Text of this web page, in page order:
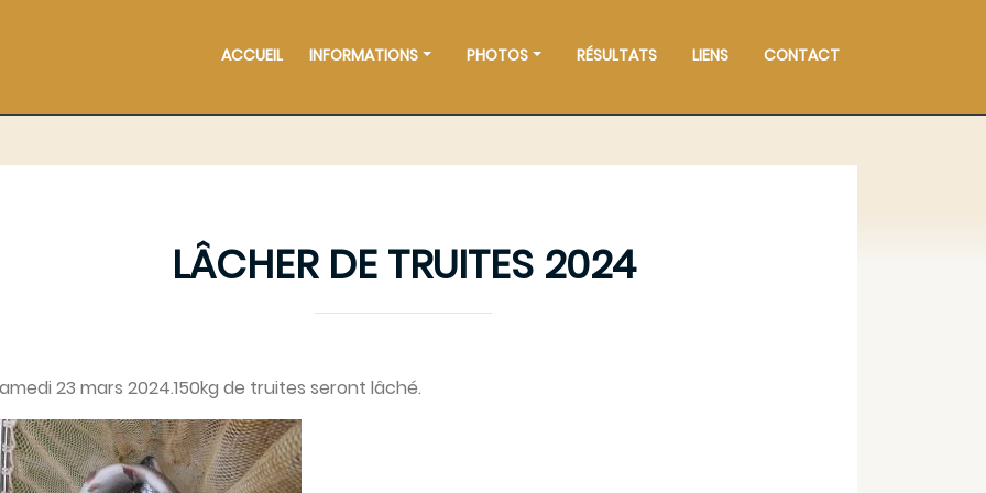
ACCUEIL INFORMATIONS PHOTOS RÉSULTATS LIENS CONTACT
LÂCHER DE TRUITES 2024
23 mars 2024.150kg de truites seront lâché.